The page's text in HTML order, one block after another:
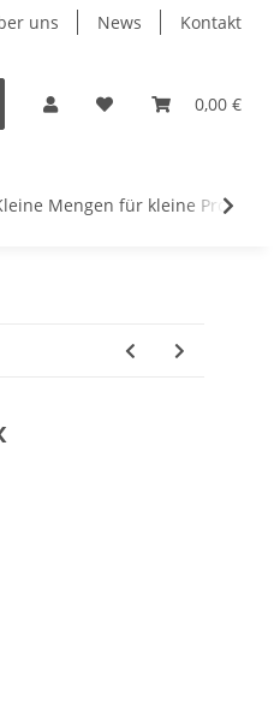
uns News Kontakt
0,00 €
Mengen für kleine Projekte